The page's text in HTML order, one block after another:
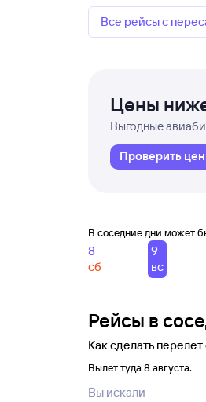
Все рейсы с
Цены
Выгодные
Проверить
В соседние дни может
8
сб
9
вс
Рейсы в
Как сделать
Вылет туда 8 августа.
Вы искали